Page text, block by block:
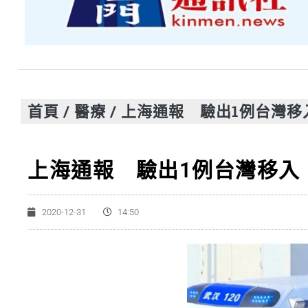
首頁 / 醫療 / 上海通報 驗出1例台灣移
上海通報 驗出1例台灣移入
2020-12-31 14:50